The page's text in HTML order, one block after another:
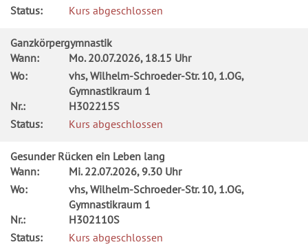
Status:
Kurs abgeschlossen
Ganzkörpergymnastik
Wann:
Mo.20.07.2026, 18.15 Uhr
Wo:
vhs, Wilhelm-Schroeder-Str. 10, 1.OG,
Gymnastikraum 1
Nr.:
H302215S
Status:
Kurs abgeschlossen
Gesunder Rücken ein Leben lang
Wann:
Mi.22.07.2026, 9.30 Uhr
Wo:
vhs, Wilhelm-Schroeder-Str. 10, 1.OG,
Gymnastikraum 1
Nr.:
H302110S
Status:
Kurs abgeschlossen